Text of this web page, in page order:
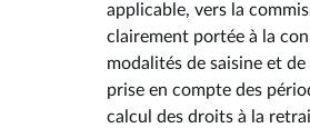
applicable, vers la
clairement portée à la
modalités de saisine et
prise en compte des
calcul des droits à la